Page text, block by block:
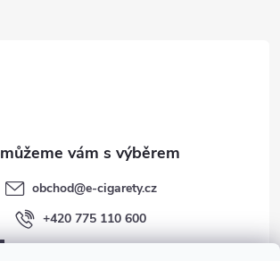
obchod@e-cigarety.cz
+420 775 110 600
facebook.com/e-cigarety.cz